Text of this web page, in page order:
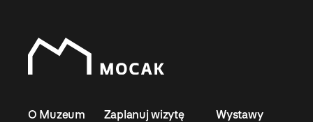
O Muzeum Zaplanuj wizytę Wystawy